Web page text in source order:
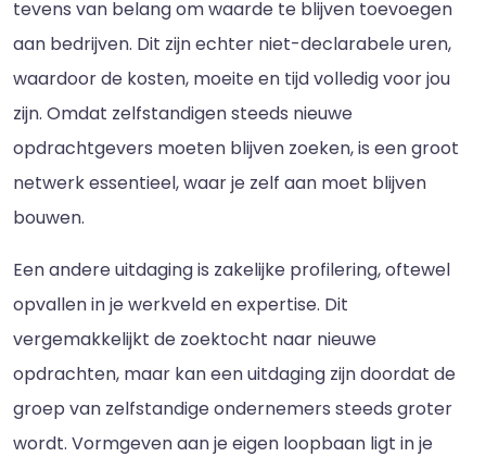
tevens van belang om waarde te blijven toevoegen
aan bedrijven. Dit zijn echter niet-declarabele uren,
waardoor de kosten, moeite en tijd volledig voor jou
zijn. Omdat zelfstandigen steeds nieuwe
opdrachtgevers moeten blijven zoeken, is een groot
netwerk essentieel, waar je zelf aan moet blijven
bouwen.
Een andere uitdaging is zakelijke profilering, oftewel
opvallen in je werkveld en expertise. Dit
vergemakkelijkt de zoektocht naar nieuwe
opdrachten, maar kan een uitdaging zijn doordat de
groep van zelfstandige ondernemers steeds groter
wordt. Vormgeven aan je eigen loopbaan ligt in je